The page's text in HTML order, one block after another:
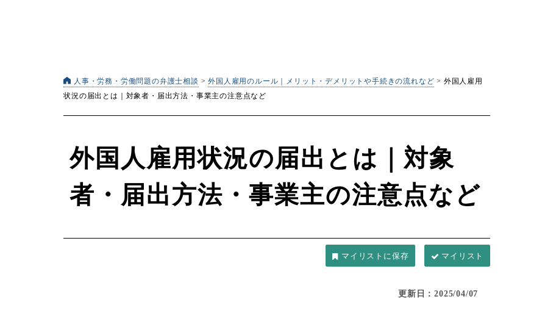
人事・労務・労働問題の弁護士相談 >外国人雇用のルール｜メリット・デメリットや手続きの流れなど > 外国人雇用
状況の届出とは｜対象者・届出方法・事業主の注意点など
外国人雇用状況の届出とは｜対象
者・届出方法・事業主の注意点など
マイリスト
更新日：2025/04/07